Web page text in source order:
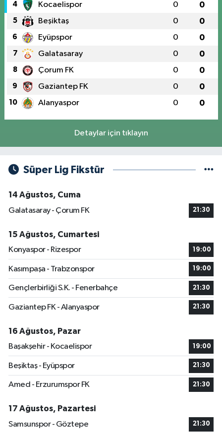
4 Kocaelispor 0 0
5 Beşiktaş 0 0
6 Eyüpspor 0 0
7 Galatasaray 0 0
8 Çorum FK 0 0
9 Gaziantep FK 0 0
10 Alanyaspor 0 0
Detaylar için tıklayın
Süper Lig Fikstür
14 Ağustos, Cuma
Galatasaray - Çorum FK
21:30
15 Ağustos, Cumartesi
Konyaspor - Rizespor
19:00
Kasımpaşa - Trabzonspor 19:00
Gençlerbirliği S.K. - Fenerbahçe 21:30
Gaziantep FK - Alanyaspor 21:30
16 Ağustos, Pazar
Başakşehir - Kocaelispor
19:00
Beşiktaş - Eyüpspor 21:30
Amed - Erzurumspor FK 21:30
17 Ağustos, Pazartesi
Samsunspor - Göztepe
21:30